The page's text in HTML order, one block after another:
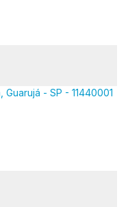
- SP - 11440001